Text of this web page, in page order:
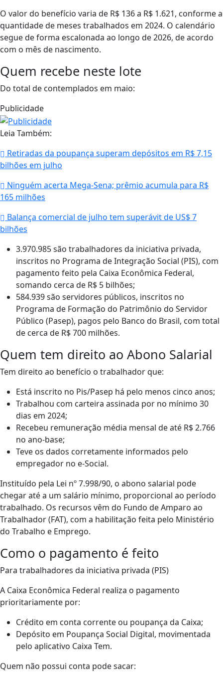
O valor do benefício varia de R$ 136 a R$ 1.621, conforme a
quantidade de meses trabalhados em 2024. O calendário
segue de forma escalonada ao longo de 2026, de acordo
com o mês de nascimento.
Quem recebe neste lote
Do total de contemplados em maio:
Publicidade
Leia Também:
Retiradas da poupança superam depósitos em R$ 7,15
bilhões em julho
Ninguém acerta Mega-Sena; prêmio acumula para R$
165 milhões
Balança comercial de julho tem superávit de US$ 7
bilhões
3.970.985 são trabalhadores da iniciativa privada,
inscritos no Programa de Integração Social (PIS), com
pagamento feito pela Caixa Econômica Federal,
somando cerca de R$ 5 bilhões;
584.939 são servidores públicos, inscritos no
Programa de Formação do Patrimônio do Servidor
Público (Pasep), pagos pelo Banco do Brasil, com total
de cerca de R$ 700 milhões.
Quem tem direito ao Abono Salarial
Tem direito ao benefício o trabalhador que:
Está inscrito no Pis/Pasep há pelo menos cinco anos;
Trabalhou com carteira assinada por no mínimo 30
dias em 2024;
Recebeu remuneração média mensal de até R$ 2.766
no ano-base;
Teve os dados corretamente informados pelo
empregador no e-Social.
Instituído pela Lei nº 7.998/90, o abono salarial pode
chegar até a um salário mínimo, proporcional ao período
trabalhado. Os recursos vêm do Fundo de Amparo ao
Trabalhador (FAT), com a habilitação feita pelo Ministério
do Trabalho e Emprego.
Como o pagamento é feito
Para trabalhadores da iniciativa privada (PIS)
A Caixa Econômica Federal realiza o pagamento
prioritariamente por:
Crédito em conta corrente ou poupança da Caixa;
Depósito em Poupança Social Digital, movimentada
pelo aplicativo Caixa Tem.
Quem não possui conta pode sacar: